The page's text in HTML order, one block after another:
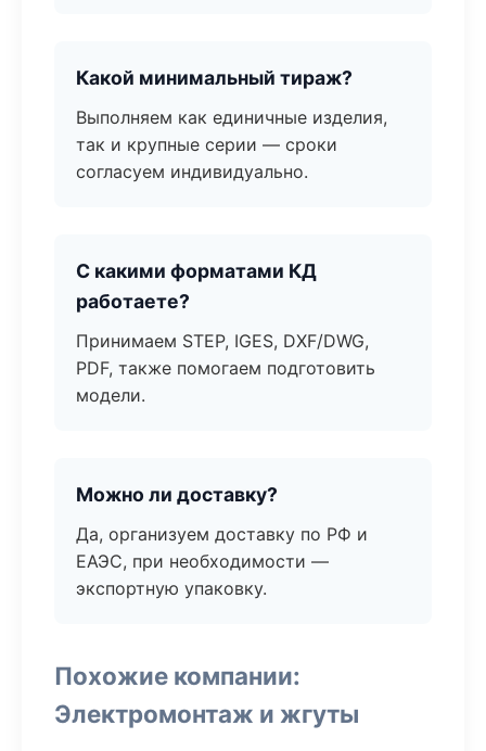
Какой минимальный тираж?
Выполняем как единичные изделия,
так и крупные серии — сроки
согласуем индивидуально.
С какими форматами КД
работаете?
Принимаем STEP, IGES, DXF/DWG,
PDF, также помогаем подготовить
модели.
Можно ли доставку?
Да, организуем доставку по РФ и
ЕАЭС, при необходимости —
экспортную упаковку.
Похожие компании:
Электромонтаж и жгуты